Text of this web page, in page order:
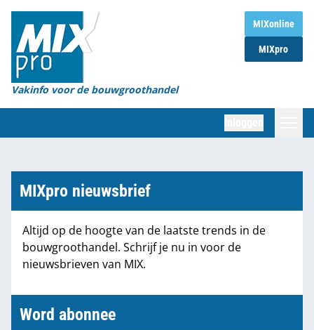
MIXonline
MIXpro
Vakinfo voor de bouwgroothandel
Home
Magazines
Organisaties
Marktcijfers
Partners
MIXpro nieuwsbrief
Altijd op de hoogte van de laatste trends in de
bouwgroothandel. Schrijf je nu in voor de
nieuwsbrieven van MIX.
Word abonnee